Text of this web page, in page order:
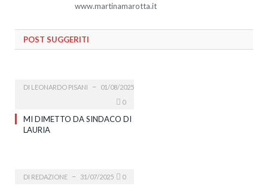
www.martinamarotta.it
POST SUGGERITI
DI LEONARDO PISANI
01/08/2025
0
MI DIMETTO DA SINDACO DI
LAURIA
DI REDAZIONE 31/07/2025 0